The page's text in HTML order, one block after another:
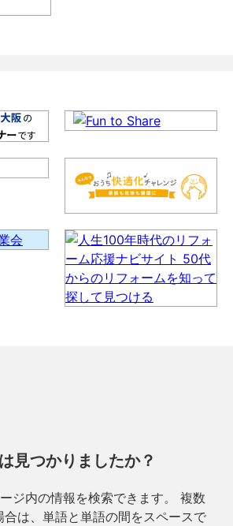
見つかりましたか？
ジ内の情報を検索できます。 複数
は、単語と単語の間をスペースで